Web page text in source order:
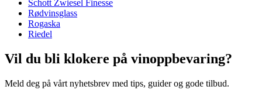
Schott Zwiesel Finesse
Rødvinsglass
Rogaska
Riedel
Vil du bli klokere på vinoppbevaring?
Meld deg på vårt nyhetsbrev med tips, guider og gode tilbud.